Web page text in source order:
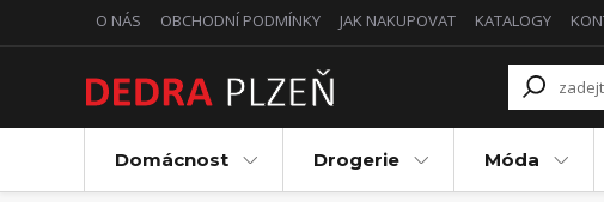
O NÁS OBCHODNÍ PODMÍNKY JAK NAKUPOVAT KATALOGY
Domácnost Drogerie Móda